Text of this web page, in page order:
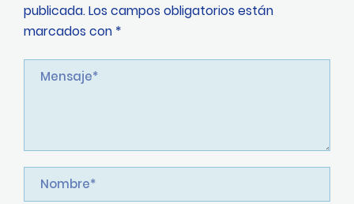
publicada.Los campos obligatorios están
marcados con *